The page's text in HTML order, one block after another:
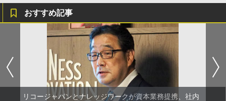
おすすめ記事
リコージャパンとナレッジワークが資本業務提携、社内